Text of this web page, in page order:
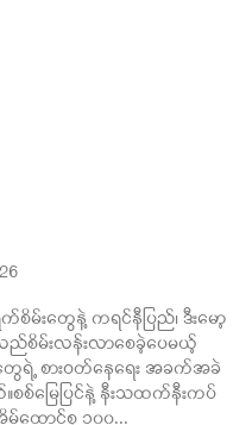
မ်းတွေနဲ့ ကရင်နီပြည်၊ ဒီးမော့
စိမ်းလန်းလာစေခဲ့ပေမယ့်
ေရဲ့ စားဝတ်နေရေး အခက်အခဲ
စ်မြေပြင်နဲ့ နီးသထက်နီးကပ်
ထောင်စု ၁၀၀...